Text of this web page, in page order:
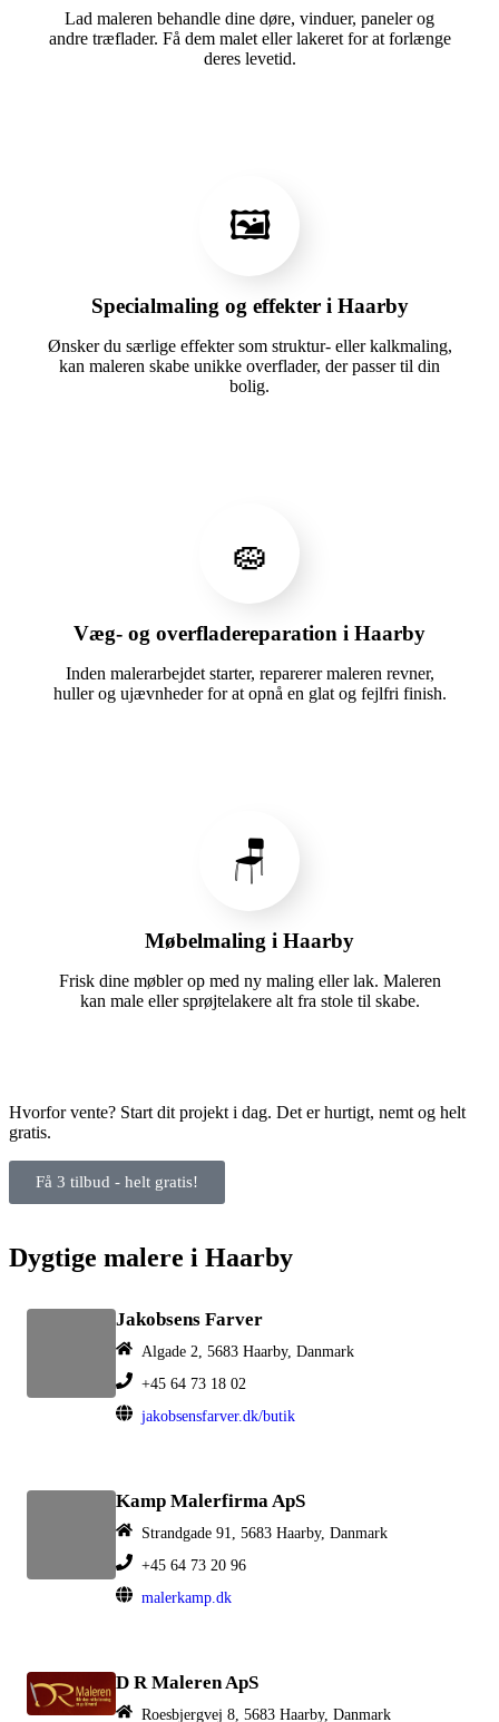
Lad maleren behandle dine døre, vinduer, paneler og
andre træflader. Få dem malet eller lakeret for at forlænge
deres levetid.
🖼️
Specialmaling og effekter i Haarby
Ønsker du særlige effekter som struktur- eller kalkmaling,
kan maleren skabe unikke overflader, der passer til din
bolig.
🧽
Væg- og overfladereparation i Haarby
Inden malerarbejdet starter, reparerer maleren revner,
huller og ujævnheder for at opnå en glat og fejlfri finish.
🪑
Møbelmaling i Haarby
Frisk dine møbler op med ny maling eller lak. Maleren
kan male eller sprøjtelakere alt fra stole til skabe.
Hvorfor vente? Start dit projekt i dag. Det er hurtigt, nemt og helt
gratis.
Få 3 tilbud - helt gratis!
Dygtige malere i Haarby
Jakobsens Farver
Algade 2, 5683 Haarby, Danmark
+45 64 73 18 02
jakobsensfarver.dk/butik
Kamp Malerfirma ApS
Strandgade 91, 5683 Haarby, Danmark
+45 64 73 20 96
malerkamp.dk
D R Maleren ApS
Roesbjergvej 8, 5683 Haarby, Danmark